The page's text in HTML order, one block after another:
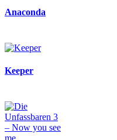
Anaconda
Keeper